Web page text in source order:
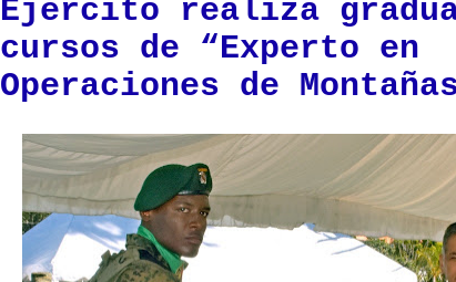
Ejército realiza
cursos de “Experto en
Operaciones de